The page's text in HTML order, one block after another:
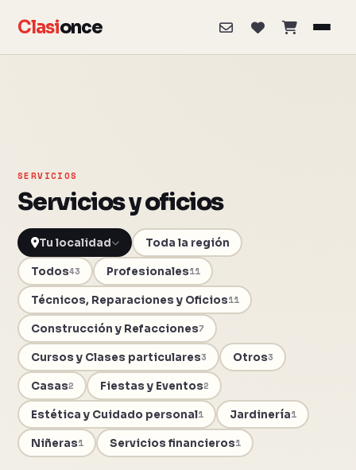
Clasionce
SERVICIOS
Servicios y oficios
Toda la región
Todos43 Profesionales11
Técnicos, Reparaciones y Oficios11
Construcción y Refacciones7
Cursos y Clases particulares3 Otros3
Casas2 Fiestas y Eventos2
Estética y Cuidado personal1 Jardinería1
Niñeras1 Servicios financieros1